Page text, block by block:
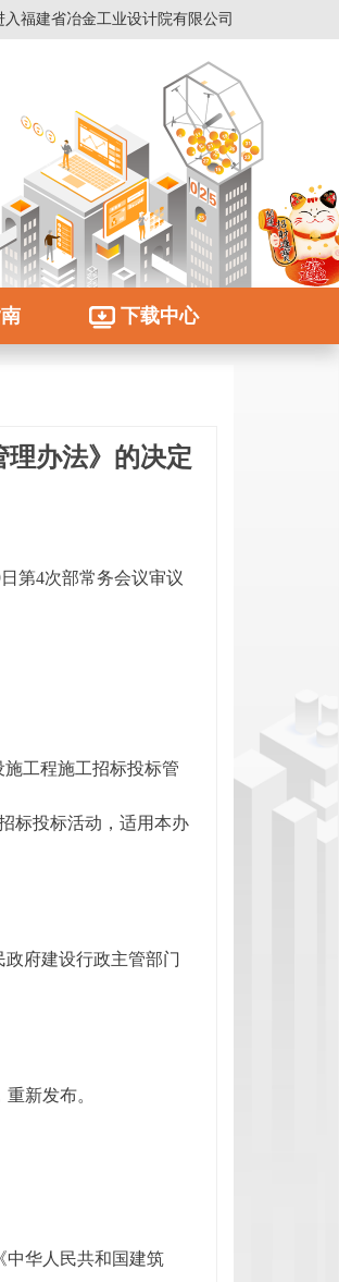
展福建省冶金工业设计院有限公司
下载中心
办法》的决定
第4次部常务会议审议
工程施工招标投标管
标投标活动，适用本办
府建设行政主管部门
新发布。
华人民共和国建筑